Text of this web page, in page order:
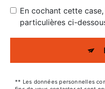
En cochant cette
particulières ci-
** Les données personnelles